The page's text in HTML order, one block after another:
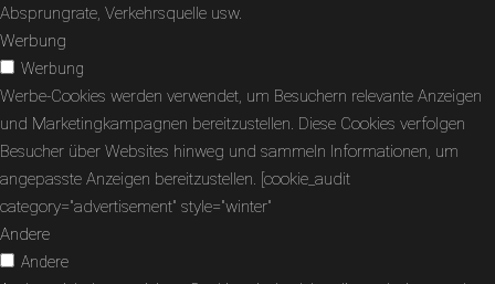
Absprungrate, Verkehrsquelle usw.
Werbung
Werbung
Werbe-Cookies werden verwendet, um Besuchern relevante Anzeigen
und Marketingkampagnen bereitzustellen. Diese Cookies verfolgen
Besucher über Websites hinweg und sammeln Informationen, um
angepasste Anzeigen bereitzustellen. [cookie_audit
category="advertisement" style="winter"
Andere
Andere